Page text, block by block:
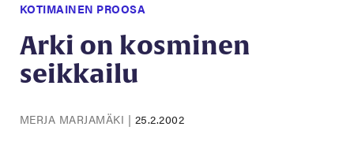
KOTIMAINEN PROOSA
Arki on kosminen
seikkailu
MERJA MARJAMÄKI | 25.2.2002